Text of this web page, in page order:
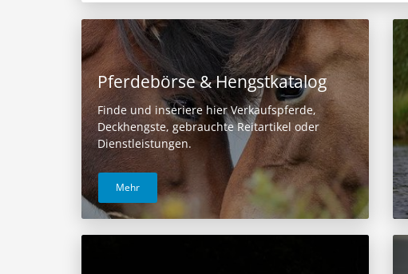
Pferdebörse & Hengstkatalog
Finde und inseriere hier Verkaufspferde,
Deckhengste, gebrauchte Reitartikel oder
Dienstleistungen.
Mehr